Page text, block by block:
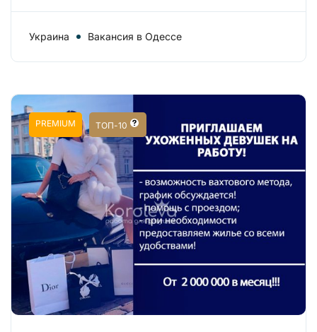
Украина Вакансия в Одессе
PREMIUM ТОП-10